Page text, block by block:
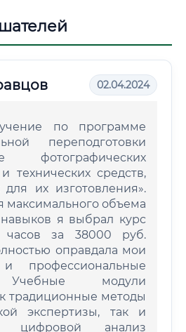
02.04.2024
по программе
переподготовки
фотографических
технических средств,
для их изготовления».
максимального объема
навыков я выбрал курс
часов за 38000 руб.
оправдала мои
профессиональные
Учебные модули
традиционные методы
экспертизы, так и
цифровой анализ